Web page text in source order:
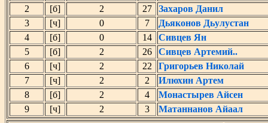
2
[б] 2 27
Захаров Данил
3
[ч] 0 7
Дьяконов Дьулустан
4
[б] 0 14
Сивцев Ян
5
[б] 2 26
Сивцев Артемий..
6
[ч] 2 22
Григорьев Николай
7
[ч] 2 2
Илюхин Артем
8
[б] 2 4
Монастырев Айсен
9
[ч] 2 3
Матаннанов Айаал